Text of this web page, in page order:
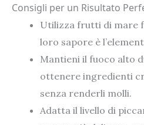
Consigli per un Risultato
Utilizza frutti di mare
loro sapore è
Mantieni il fuoco alto
ottenere ingredienti
senza renderli molli.
Adatta il livello di